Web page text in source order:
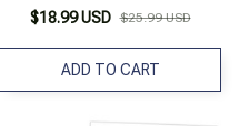
Hình Món Ăn
$18.99 USD $25.99 USD
ADD TO CART